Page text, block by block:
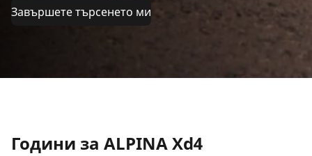
Завършете търсенето ми
Години за ALPINA Xd4